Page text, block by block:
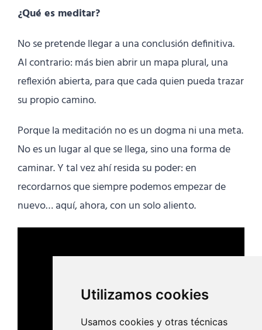
Utilizamos cookies
Usamos cookies y otras técnicas
¿Qué es meditar?
No se pretende llegar a una conclusión definitiva.
Al contrario: más bien abrir un mapa plural, una
reflexión abierta, para que cada quien pueda trazar
su propio camino.
Porque la meditación no es un dogma ni una meta.
No es un lugar al que se llega, sino una forma de
caminar. Y tal vez ahí resida su poder: en
recordarnos que siempre podemos empezar de
nuevo… aquí, ahora, con un solo aliento.